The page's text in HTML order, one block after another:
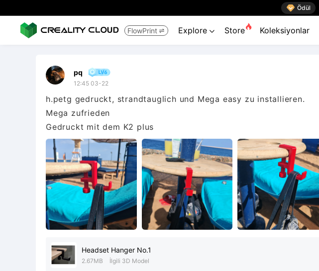
 Ödül
FlowPrint  Explore  Store Koleksiyonlar
pq
12:45 03-22
h.petg gedruckt, strandtauglich und Mega easy zu installieren.
Mega zufrieden
Gedruckt mit dem K2 plus
Headset Hanger No.1
2.67MB İlgili 3D Model